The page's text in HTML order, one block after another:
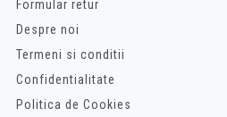
Formular retur
Despre noi
Termeni si conditii
Confidentialitate
Politica de Cookies